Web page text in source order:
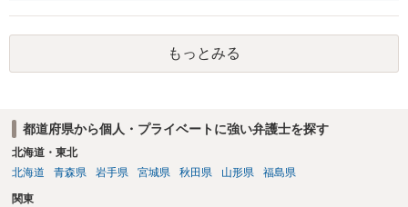
方が口頭で反論したのは、仮処分は迅速性が要求されるためです。 書
面での反論となれば、より遅延する可能性がございます。 また、本件
はXのため、APのIPアドレスの保存期間の問題もございます。 開示請
求は法律知識が不可欠ですが、それだけでは足りず、実務を踏まえた
もっとみる
都道府県から個人・プライベートに強い弁護士を探す
北海道・東北
北海道
青森県 岩手県 宮城県 秋田県 山形県 福島県
関東